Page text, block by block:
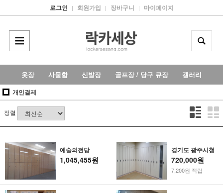
로그인 | 회원가입 | 장바구니 | 마이페이지
옷장 사물함 신발장 골프장 / 당구 큐장 갤러리
개인결제
정렬
예술의전당
1,045,455원
경기도 광주시청
720,000원
7,200원 적립